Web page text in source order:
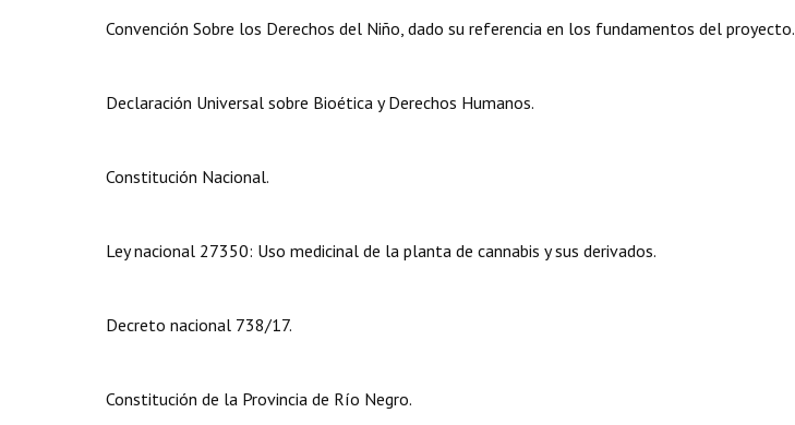
Convención Sobre los Derechos del Niño, dado su referencia en los fundamentos del proyecto.
Declaración Universal sobre Bioética y Derechos Humanos.
Constitución Nacional.
Ley nacional 27350: Uso medicinal de la planta de cannabis y sus derivados.
Decreto nacional 738/17.
Constitución de la Provincia de Río Negro.